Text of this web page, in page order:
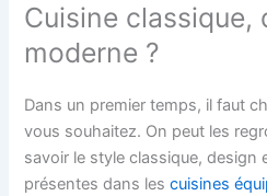
Cuisine classique,
moderne ?
Dans un premier temps, il faut
vous souhaitez. On peut les
savoir le style classique, design
présentes dans lescuisines